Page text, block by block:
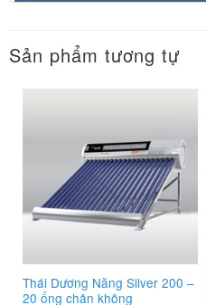
Sản phẩm tương tự
Thái Dương Năng Silver 200 –
20 ống chân không